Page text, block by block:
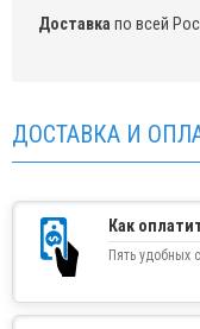
Доставка по всей
ДОСТАВКА И
Как
Пять удобных